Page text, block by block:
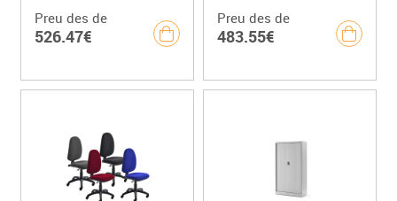
Preu des de
526.47€
Preu des de
483.55€